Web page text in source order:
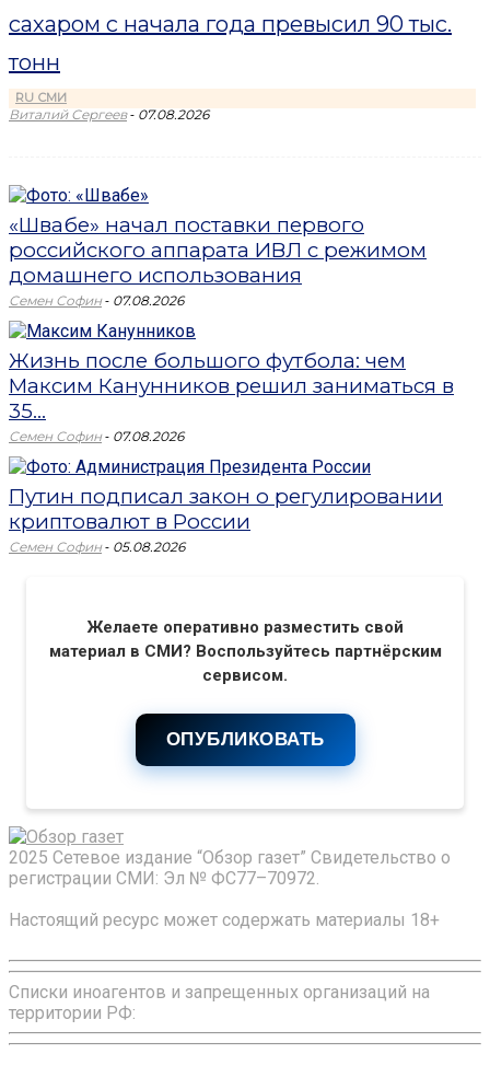
сахаром с начала года превысил 90 тыс.
тонн
RU СМИ
Виталий Сергеев - 07.08.2026
«Швабе» начал поставки первого
российского аппарата ИВЛ с режимом
домашнего использования
Семен Софин - 07.08.2026
Жизнь после большого футбола: чем
Максим Канунников решил заниматься в
35...
Семен Софин - 07.08.2026
Путин подписал закон о регулировании
криптовалют в России
Семен Софин - 05.08.2026
Желаете оперативно разместить свой
материал в СМИ? Воспользуйтесь партнёрским
сервисом.
ОПУБЛИКОВАТЬ
2025 Сетевое издание “Обзор газет” Свидетельство о
регистрации СМИ: Эл № ФС77–70972.
Настоящий ресурс может содержать материалы 18+
Списки иноагентов и запрещенных организаций на
территории РФ: